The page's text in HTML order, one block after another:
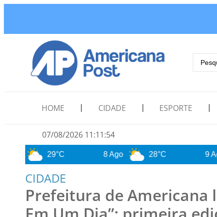
HOME CIDADE ESPORTE
07/08/2026 11:11:56
8 Ago 28°C 9 Ago
CIDADE
Prefeitura de Americana